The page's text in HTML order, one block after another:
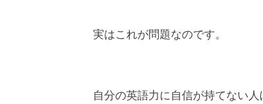
実はこれが問題なのです。
自分の英語力に自信が持てない